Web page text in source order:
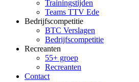
Trainingstijden
Teams TTV Ede
Bedrijfscompetitie
BTC Verslagen
Bedrijfscompetitie
Recreanten
55+ groep
Recreanten
Contact